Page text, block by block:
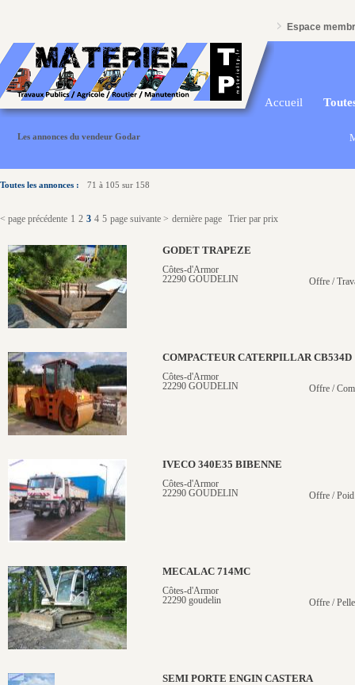
Espace
Accueil
Les annonces du vendeur Godar
Toutes les annonces : 71 à 105 sur 158
< page précédente 1 2 3 4 5 page suivante > dernière page Trier par prix
GODET TRAPEZE
Côtes-d'Armor
22290 GOUDELIN
Offre /
COMPACTEUR CATERPILLAR CB534D
Côtes-d'Armor
22290 GOUDELIN
Offre /
IVECO 340E35 BIBENNE
Côtes-d'Armor
22290 GOUDELIN
Offre /
MECALAC 714MC
Côtes-d'Armor
22290 goudelin
Offre /
SEMI PORTE ENGIN CASTERA